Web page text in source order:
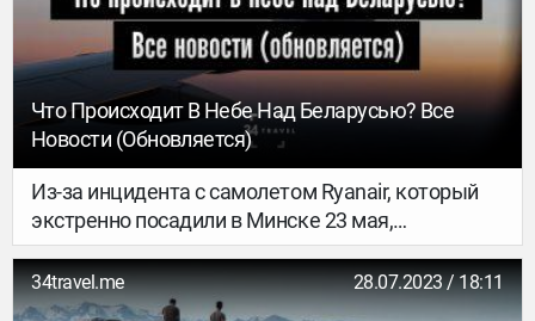
Что Происходит В Небе Над Беларусью? Все
Новости (обновляется)
Из-за инцидента с самолетом Ryanair, который
экстренно посадили в Минске 23 мая,
беларусское небо практически закрылось.
Европейские страны приостанавливают прямое
авиасообщение с Минском, самолеты
34travel.me 28.07.2023 / 18:11